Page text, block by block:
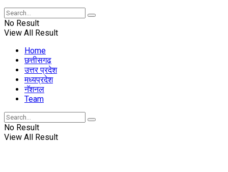
No Result
View All Result
Home
छत्तीसगढ़
उत्तर प्रदेश
मध्यप्रदेश
नॅशनल
Team
No Result
View All Result